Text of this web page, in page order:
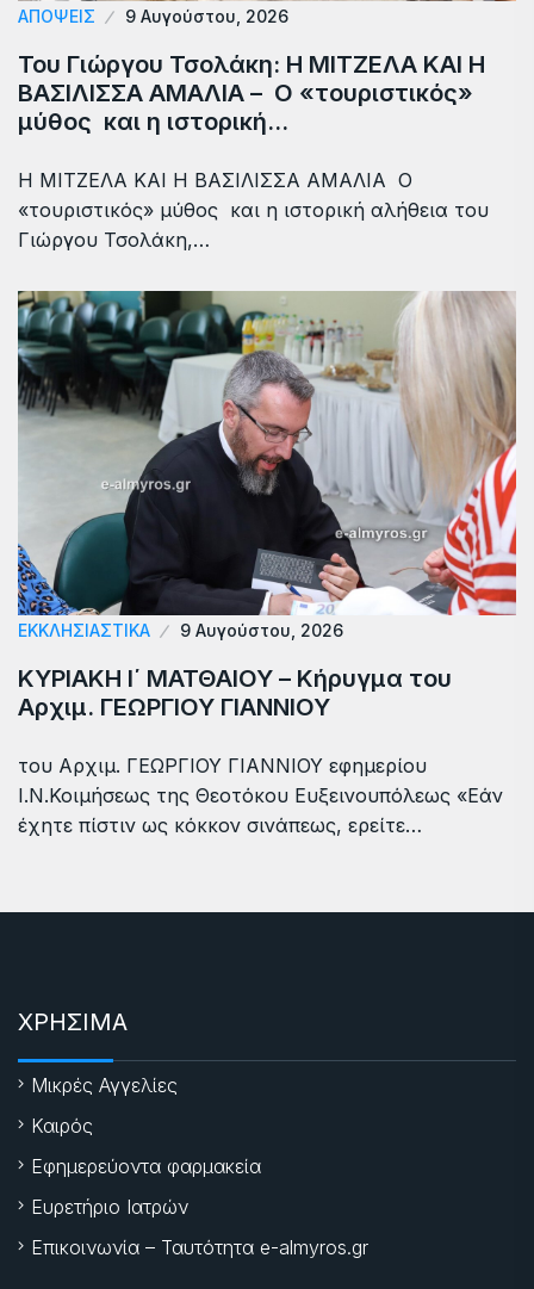
ΑΠΟΨΕΙΣ 9 Αυγούστου, 2026
Του Γιώργου Τσολάκη: Η ΜΙΤΖΕΛΑ ΚΑΙ Η
ΒΑΣΙΛΙΣΣΑ ΑΜΑΛΙΑ – Ο «τουριστικός»
μύθος και η ιστορική…
Η ΜΙΤΖΕΛΑ ΚΑΙ Η ΒΑΣΙΛΙΣΣΑ ΑΜΑΛΙΑ Ο
«τουριστικός» μύθος και η ιστορική αλήθεια του
Γιώργου Τσολάκη,…
ΕΚΚΛΗΣΙΑΣΤΙΚΑ 9 Αυγούστου, 2026
ΚΥΡΙΑΚΗ Ι΄ ΜΑΤΘΑΙΟΥ – Κήρυγμα του
Αρχιμ. ΓΕΩΡΓΙΟΥ ΓΙΑΝΝΙΟΥ
του Αρχιμ. ΓΕΩΡΓΙΟΥ ΓΙΑΝΝΙΟΥ εφημερίου
Ι.Ν.Κοιμήσεως της Θεοτόκου Ευξεινουπόλεως «Εάν
έχητε πίστιν ως κόκκον σινάπεως, ερείτε…
ΧΡΗΣΙΜΑ
Μικρές Αγγελίες
Καιρός
Εφημερεύοντα φαρμακεία
Ευρετήριο Ιατρών
Επικοινωνία – Ταυτότητα e-almyros.gr